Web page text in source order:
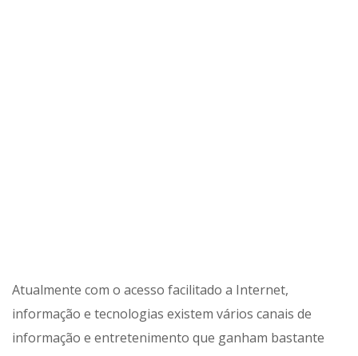
Atualmente com o acesso facilitado a Internet,
informação e tecnologias existem vários canais de
informação e entretenimento que ganham bastante